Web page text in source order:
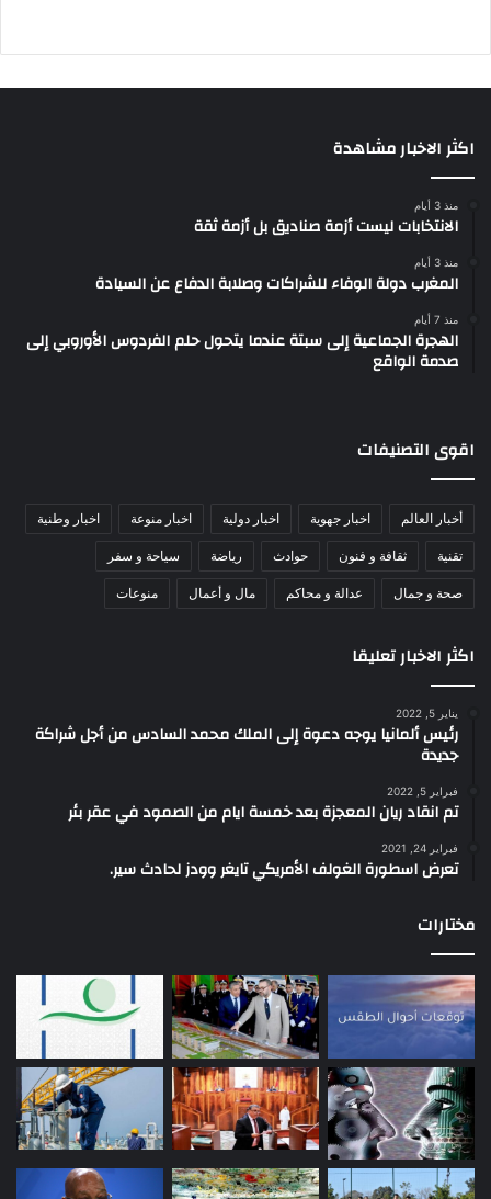
اكثر الاخبار مشاهدة
منذ 3 أيام
الانتخابات ليست أزمة صناديق بل أزمة ثقة
منذ 3 أيام
المغرب دولة الوفاء للشراكات وصلابة الدفاع عن السيادة
منذ 7 أيام
الهجرة الجماعية إلى سبتة عندما يتحول حلم الفردوس الأوروبي إلى
صدمة الواقع
اقوى التصنيفات
أخبار العالم اخبار جهوية اخبار دولية اخبار منوعة اخبار وطنية
تقنية ثقافة و فنون حوادث رياضة سياحة و سفر
صحة و جمال عدالة و محاكم مال و أعمال منوعات
اكثر الاخبار تعليقا
يناير 5, 2022
رئيس ألمانيا يوجه دعوة إلى الملك محمد السادس من أجل شراكة
جديدة
فبراير 5, 2022
تم انقاد ريان المعجزة بعد خمسة ايام من الصمود في عقر بئر
فبراير 24, 2021
تعرض اسطورة الغولف الأمريكي تايغر وودز لحادث سير.
مختارات